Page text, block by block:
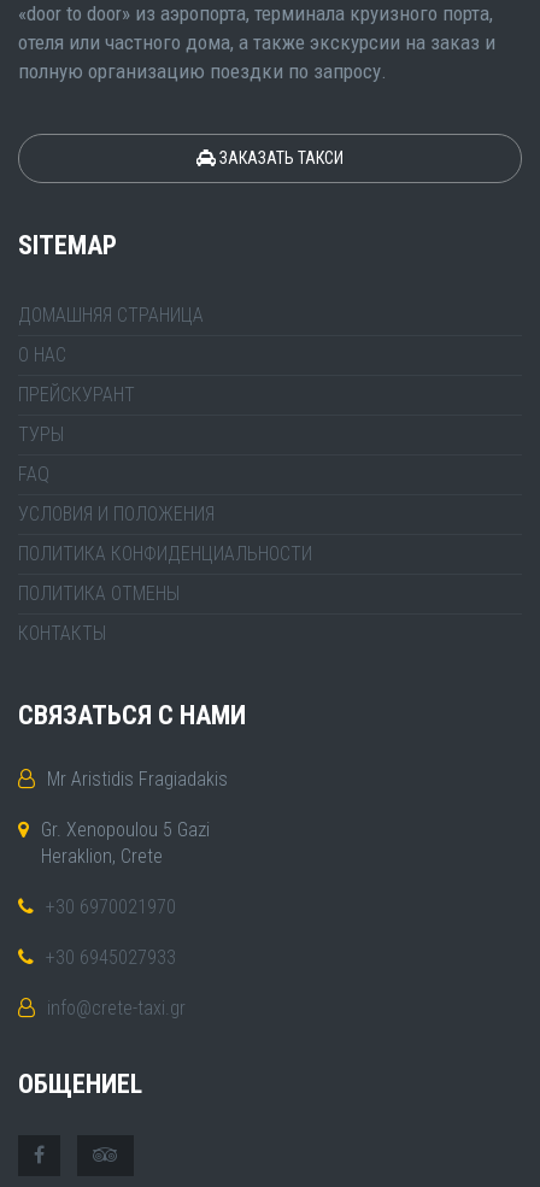
«door to door» из аэропорта, терминала круизного порта,
отеля или частного дома, а также экскурсии на заказ и
полную организацию поездки по запросу.
ЗАКАЗАТЬ ТАКСИ
SITEMAP
ДОМАШНЯЯ СТРАНИЦА
О НАС
ПРЕЙСКУРАНТ
ТУРЫ
FAQ
УСЛОВИЯ И ПОЛОЖЕНИЯ
ПОЛИТИКА КОНФИДЕНЦИАЛЬНОСТИ
ПОЛИТИКА ОТМЕНЫ
КОНТАКТЫ
СВЯЗАТЬСЯ С НАМИ
Mr Aristidis Fragiadakis
Gr. Xenopoulou 5 Gazi
Heraklion, Crete
+30 6970021970
+30 6945027933
info@crete-taxi.gr
ОБЩЕНИЕL